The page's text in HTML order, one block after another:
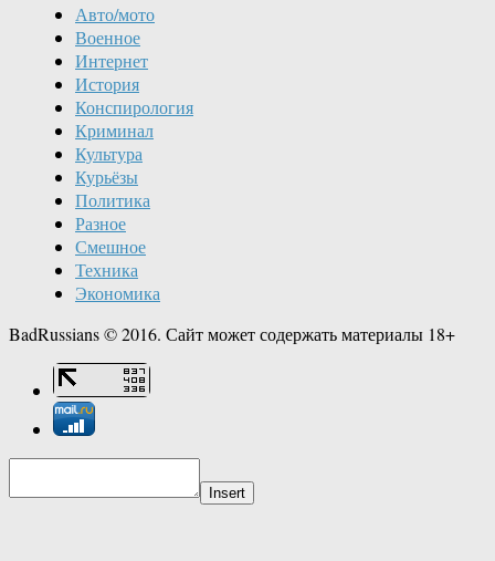
Авто/мото
Военное
Интернет
История
Конспирология
Криминал
Культура
Курьёзы
Политика
Разное
Смешное
Техника
Экономика
BadRussians © 2016. Сайт может содержать материалы 18+
Insert